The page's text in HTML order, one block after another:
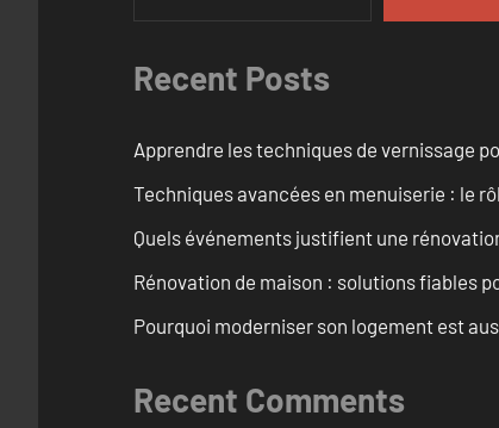
Recent Posts
Apprendre les techniques de vernissage
Techniques avancées en menuiserie : le
Quels événements justifient une
Rénovation de maison : solutions fiables
Pourquoi moderniser son logement est
Recent Comments